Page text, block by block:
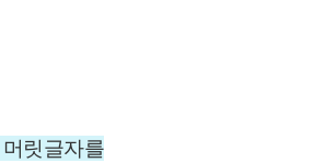
릿글자를